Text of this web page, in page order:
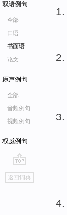
双语例句
全部
口语
书面语
论文
原声例句
全部
音频例句
视频例句
权威例句
go
top
返回词典